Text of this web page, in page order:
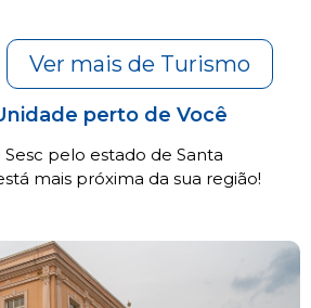
Ver mais de Turismo
perto de Você
pelo estado de Santa
mais próxima da sua região!